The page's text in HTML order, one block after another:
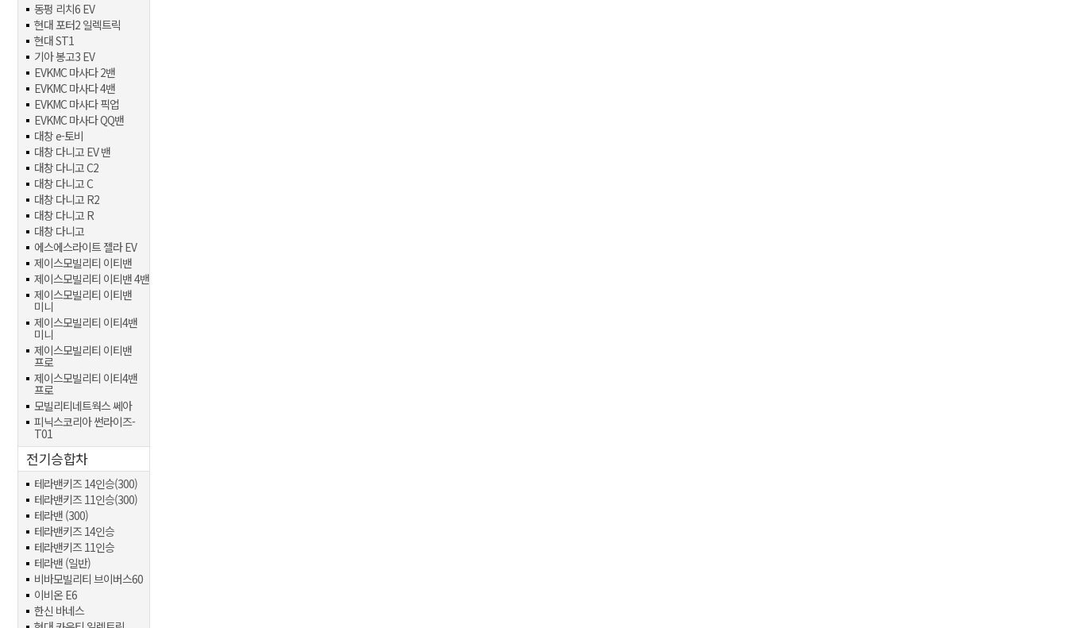
동펑 리치6 EV
현대 포터2 일렉트릭
현대 ST1
기아 봉고3 EV
EVKMC 마사다 2밴
EVKMC 마사다 4밴
EVKMC 마사다 픽업
EVKMC 마사다 QQ밴
대창 e-토비
대창 다니고 EV 밴
대창 다니고 C2
대창 다니고 C
대창 다니고 R2
대창 다니고 R
대창 다니고
에스에스라이트 젤라 EV
제이스모빌리티 이티밴
제이스모빌리티 이티밴 4밴
제이스모빌리티 이티밴
미니
제이스모빌리티 이티4밴
미니
제이스모빌리티 이티밴
프로
제이스모빌리티 이티4밴
프로
모빌리티네트웍스 쎄아
피닉스코리아 썬라이즈-
T01
전기승합차
테라밴키즈 14인승(300)
테라밴키즈 11인승(300)
테라밴 (300)
테라밴키즈 14인승
테라밴키즈 11인승
테라밴 (일반)
비바모빌리티 브이버스60
이비온 E6
한신 바네스